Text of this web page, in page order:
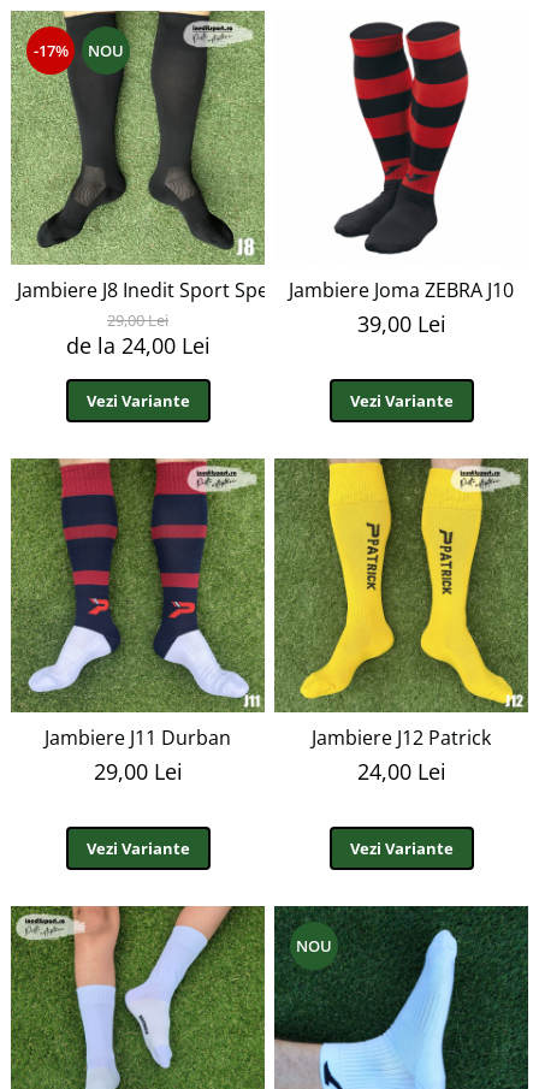
-17% NOU
Jambiere J8 Inedit Sport Special
29,00 Lei
de la 24,00 Lei
Vezi Variante
Jambiere Joma ZEBRA J10
39,00 Lei
Vezi Variante
Jambiere J11 Durban
29,00 Lei
Vezi Variante
Jambiere J12 Patrick
24,00 Lei
Vezi Variante
NOU